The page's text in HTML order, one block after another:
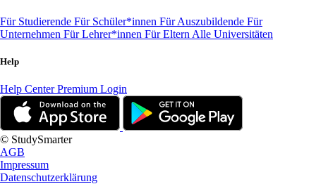
Für Studierende Für Schüler*innen Für Auszubildende Für
Unternehmen Für Lehrer*innen Für Eltern Alle Universitäten
Help
Help CenterPremium Login
© StudySmarter
AGB
Impressum
Datenschutzerklärung